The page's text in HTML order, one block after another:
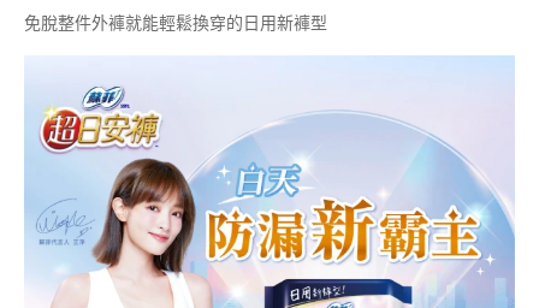
免脫整件外褲就能輕鬆換穿的日用新褲型